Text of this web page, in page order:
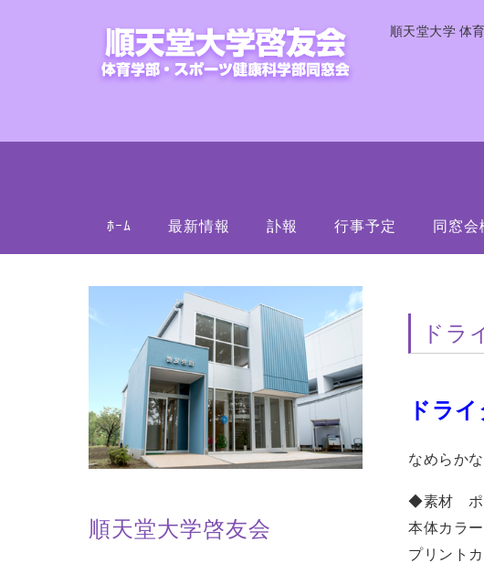
順天堂大学 体
ﾎｰﾑ 最新情報 訃報 行事予定 同窓会
ドラ
ドラ
なめらか
◆素材 ポ
本体カラ
プリント
順天堂大学啓友会